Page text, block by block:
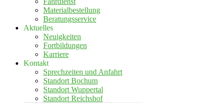
Materialbestellung
Beratungsservice
Aktuelles
Neuigkeiten
Fortbildungen
Karriere
Kontakt
Sprechzeiten und Anfahrt
Standort Bochum
Standort Wuppertal
Standort Reichshof